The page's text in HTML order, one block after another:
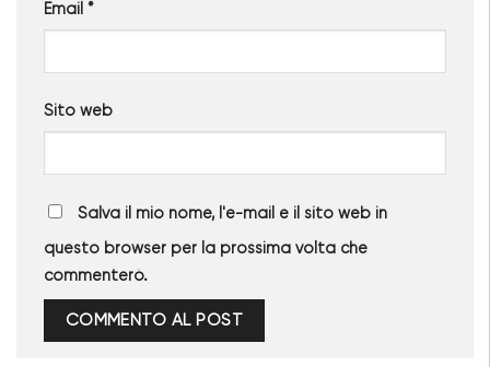
Email *
Sito web
Salva il mio nome, l'e-mail e il sito web in
questo browser per la prossima volta che
commenterò.